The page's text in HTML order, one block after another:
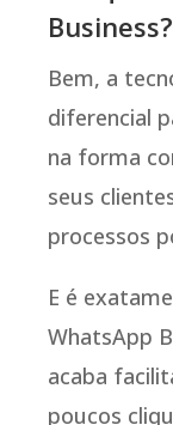
Business?
Bem, a
diferencial
na forma
seus
processos
E é
WhatsApp
acaba
poucos